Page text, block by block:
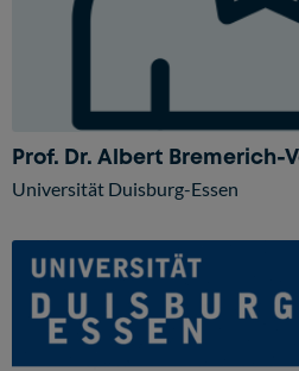
Prof. Dr. Albert Bremerich-
Universität Duisburg-Essen